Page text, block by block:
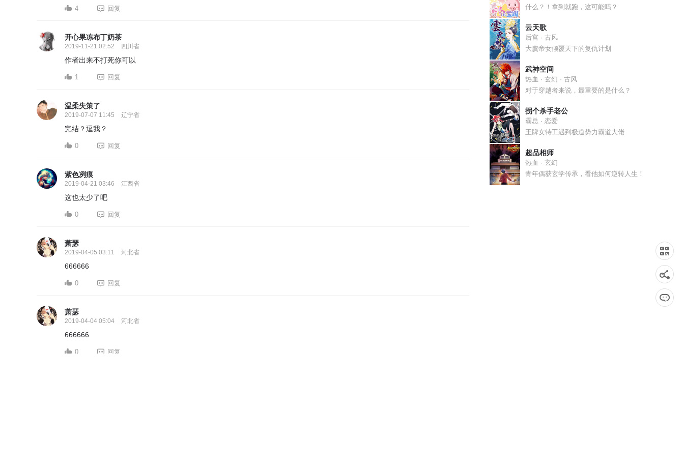
4 回复
开心果冻布丁奶茶
2019-11-21 02:52 四川省
作者出来不打死你可以
1 回复
温柔失策了
2019-07-07 11:45 辽宁省
完结？逗我？
0 回复
紫色冽痕
2019-04-21 03:46 江西省
这也太少了吧
0 回复
萧瑟
2019-04-05 03:11 河北省
666666
0 回复
萧瑟
2019-04-04 05:04 河北省
666666
0 回复
什么？！拿到就跑，这可能吗？
云天歌
后宫 · 古风
大虞帝女倾覆天下的复仇计划
武神空间
热血 · 玄幻 · 古风
对于穿越者来说，最重要的是什么？
拐个杀手老公
霸总 · 恋爱
王牌女特工遇到极道势力霸道大佬
超品相师
热血 · 玄幻
青年偶获玄学传承，看他如何逆转人生！